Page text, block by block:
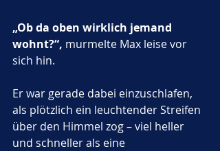
„Ob da oben wirklich jemand
wohnt?“, murmelte Max leise vor
sich hin.
Er war gerade dabei einzuschlafen,
als plötzlich ein leuchtender Streifen
über den Himmel zog – viel heller
und schneller als eine